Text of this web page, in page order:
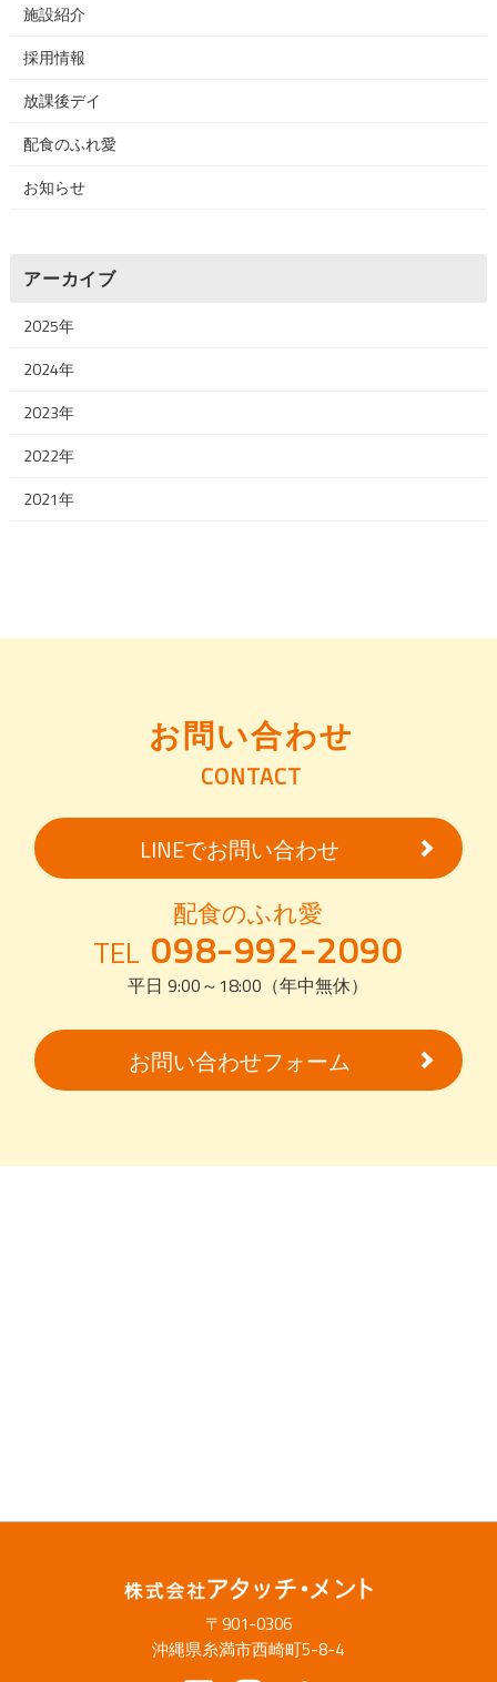
施設紹介
採用情報
放課後デイ
配食のふれ愛
お知らせ
アーカイブ
2025年
2024年
2023年
2022年
2021年
お問い合わせ
CONTACT
LINEでお問い合わせ
配食のふれ愛
TEL 098-992-2090
平日 9:00～18:00（年中無休）
お問い合わせフォーム
〒901-0306
沖縄県糸満市西崎町5-8-4